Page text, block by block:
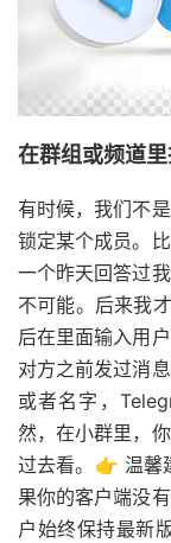
在群组或频道
有时候，我们不
锁定某个成员。
一个昨天回答过
不可能。后来我
后在里面输入用
对方之前发过消
或者名字，
然，在小群里，
过去看。👉 温馨
果你的客户端没
户始终保持最新